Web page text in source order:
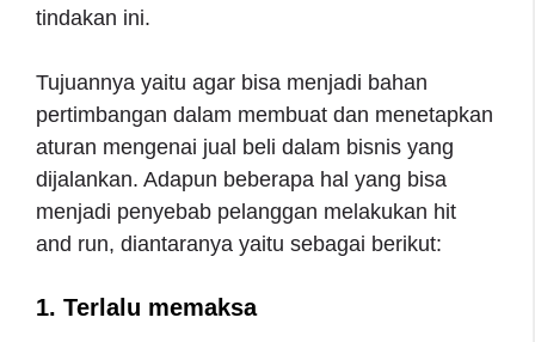
tindakan ini.
Tujuannya yaitu agar bisa menjadi bahan
pertimbangan dalam membuat dan menetapkan
aturan mengenai jual beli dalam bisnis yang
dijalankan. Adapun beberapa hal yang bisa
menjadi penyebab pelanggan melakukan hit
and run, diantaranya yaitu sebagai berikut:
1. Terlalu memaksa